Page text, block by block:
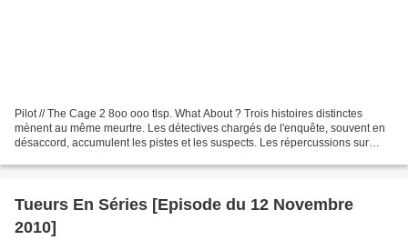
Pilot // The Cage 2 8oo ooo tlsp. What About ? Trois histoires distinctes
mènent au même meurtre. Les détectives chargés de l'enquête, souvent en
désaccord, accumulent les pistes et les suspects. Les répercussions sur
Tueurs En Séries [Episode du 12 Novembre
2010]